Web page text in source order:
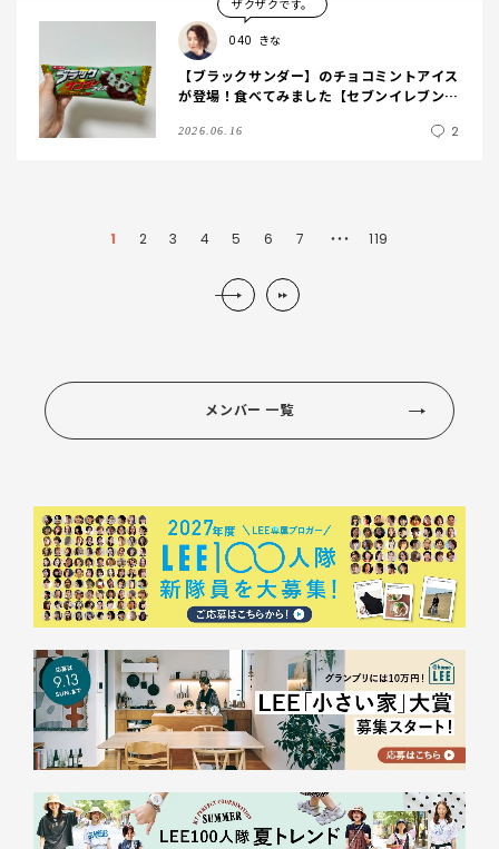
040 きな
ザクザクです。
【ブラックサンダー】のチョコミントアイス
が登場！食べてみました【セブンイレブン限
2026.06.16 2
1 2 3 4 5 6 7 ・・・ 119
メンバー 一覧